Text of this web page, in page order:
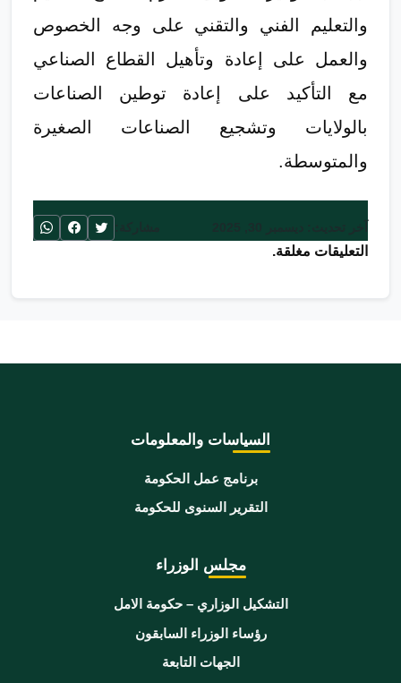
والتعليم الفني والتقني على وجه الخصوص
والعمل على إعادة وتأهيل القطاع الصناعي
مع التأكيد على إعادة توطين الصناعات
بالولايات وتشجيع الصناعات الصغيرة
والمتوسطة.
التعليقات مغلقة.
السياسات والمعلومات
برنامج عمل الحكومة
التقرير السنوى للحكومة
مجلس الوزراء
التشكيل الوزاري – حكومة الامل
رؤساء الوزراء السابقون
الجهات التابعة